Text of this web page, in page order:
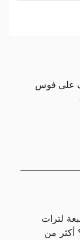
على فوس
لترات
أكثر من